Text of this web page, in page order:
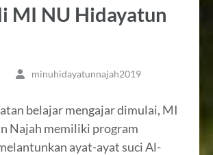
MI NU Hidayatun
minuhidayatunnajah2019
belajar mengajar dimulai, MI
Najah memiliki program
ayat-ayat suci Al-